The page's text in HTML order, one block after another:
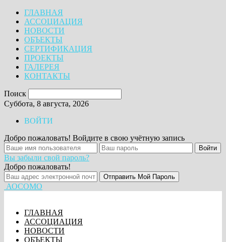
ГЛАВНАЯ
АССОЦИАЦИЯ
НОВОСТИ
ОБЪЕКТЫ
СЕРТИФИКАЦИЯ
ПРОЕКТЫ
ГАЛЕРЕЯ
КОНТАКТЫ
Поиск
Суббота, 8 августа, 2026
ВОЙТИ
Добро пожаловать! Войдите в свою учётную запись
Вы забыли свой пароль?
Добро пожаловать!
АОСОМО
ГЛАВНАЯ
АССОЦИАЦИЯ
НОВОСТИ
ОБЪЕКТЫ